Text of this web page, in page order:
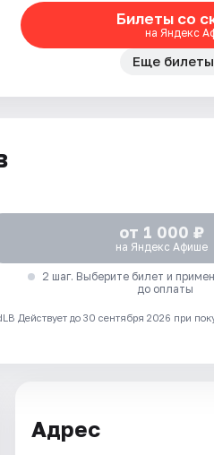
Билеты со
на Яндекс
Еще билеты
от 1 000 ₽
на Яндекс Афише
2 шаг. Выберите билет и
до оплаты
Действует до 30 сентября 2026 при
Адрес